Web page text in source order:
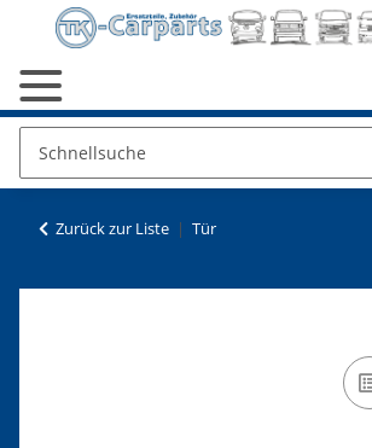
Zurück zur Liste Tür